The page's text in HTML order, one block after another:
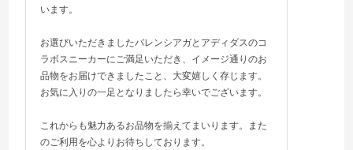
います。
お選びいただきましたバレンシアガとアディダスのコ
ラボスニーカーにご満足いただき、イメージ通りのお
品物をお届けできましたこと、大変嬉しく存じます。
お気に入りの一足となりましたら幸いでございます。
これからも魅力あるお品物を揃えてまいります。また
のご利用を心よりお待ちしております。